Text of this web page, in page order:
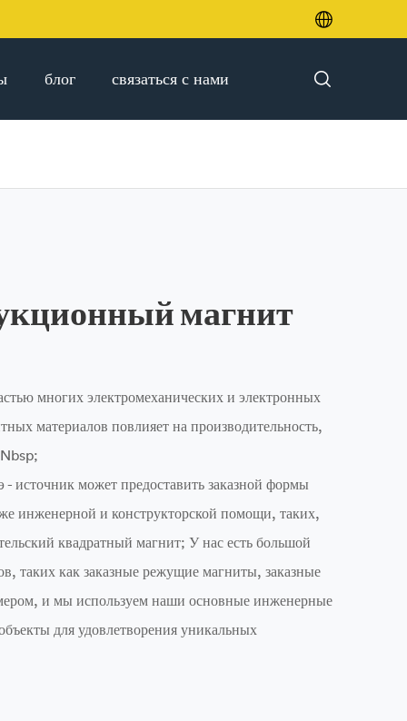

блог связаться с нами 
магнит
многих электромеханических и электронных
материалов повлияет на производительность,
- источник может предоставить заказной формы
инженерной и конструкторской помощи, таких,
квадратный магнит; У нас есть большой
таких как заказные режущие магниты, заказные
и мы используем наши основные инженерные
для удовлетворения уникальных